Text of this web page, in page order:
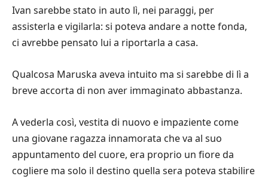
Ivan sarebbe stato in auto lì, nei paraggi, per
assisterla e vigilarla: si poteva andare a notte fonda,
ci avrebbe pensato lui a riportarla a casa.
Qualcosa Maruska aveva intuito ma si sarebbe di lì a
breve accorta di non aver immaginato abbastanza.
A vederla così, vestita di nuovo e impaziente come
una giovane ragazza innamorata che va al suo
appuntamento del cuore, era proprio un fiore da
cogliere ma solo il destino quella sera poteva stabilire